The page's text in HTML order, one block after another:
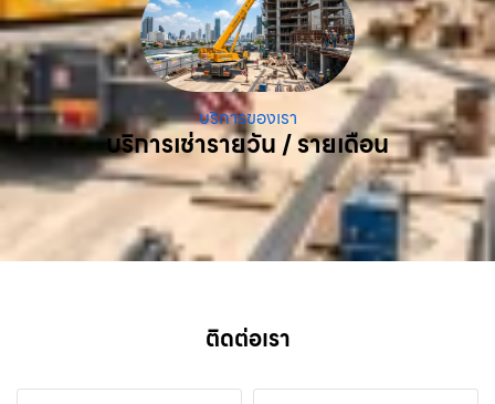
บริการของเรา
บริการเช่ารายวัน / รายเดือน
ติดต่อเรา